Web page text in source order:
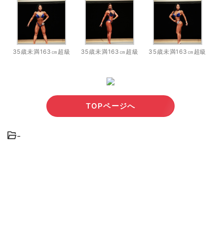
35歳未満163㎝超級 35歳未満163㎝超級 35歳未満163㎝超級
TOPページへ
-